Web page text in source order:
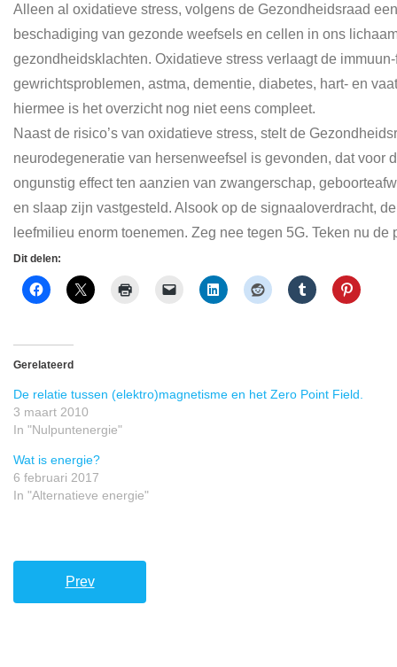
Alleen al oxidatieve stress, volgens de Gezondheidsraad
beschadiging van gezonde weefsels en cellen in ons
gezondheidsklachten. Oxidatieve stress verlaagt de
gewrichtsproblemen, astma, dementie, diabetes, hart- en
hiermee is het overzicht nog niet eens compleet.
Naast de risico’s van oxidatieve stress, stelt de
neurodegeneratie van hersenweefsel is gevonden, dat
ongunstig effect ten aanzien van zwangerschap,
en slaap zijn vastgesteld. Alsook op de signaaloverdracht,
leefmilieu enorm toenemen. Zeg nee tegen 5G. Teken nu de
Dit delen:
Gerelateerd
De relatie tussen (elektro)magnetisme en het Zero Point Field.
3 maart 2010
In "Nulpuntenergie"
Wat is energie?
6 februari 2017
In "Alternatieve energie"
Prev